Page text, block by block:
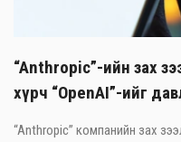
“Anthropic”-ийн зах
хүрч “OpenAI”-ийг
“Anthropic” компанийн зах